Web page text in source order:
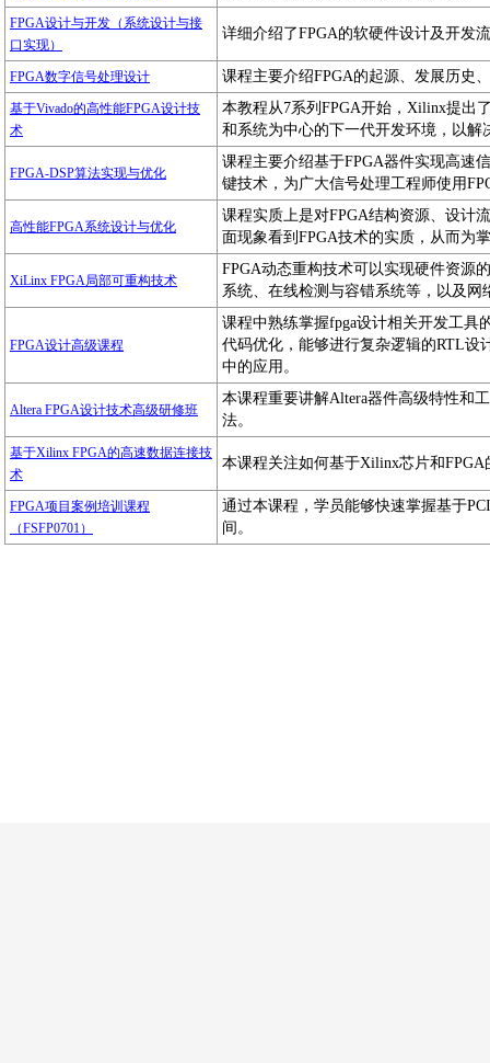
FPGA设计与开发（系统设计与接
口实现）
详细介绍了FPGA的软硬件设计及开发
FPGA数字信号处理设计 课程主要介绍FPGA的起源、发展历史
基于Vivado的高性能FPGA设计技
术
本教程从7系列FPGA开始，Xilinx提出
和系统为中心的下一代开发环境，以
FPGA-DSP算法实现与优化
课程主要介绍基于FPGA器件实现高速
键技术，为广大信号处理工程师使用
高性能FPGA系统设计与优化
课程实质上是对FPGA结构资源、设计
面现象看到FPGA技术的实质，从而为
XiLinx FPGA局部可重构技术
FPGA动态重构技术可以实现硬件资源
系统、在线检测与容错系统等，以及
FPGA设计高级课程
课程中熟练掌握fpga设计相关开发工具
代码优化，能够进行复杂逻辑的RTL设
中的应用。
Altera FPGA设计技术高级研修班
本课程重要讲解Altera器件高级特性和
法。
基于Xilinx FPGA的高速数据连接技
术
本课程关注如何基于Xilinx芯片和
FPGA项目案例培训课程
（FSFP0701）
通过本课程，学员能够快速掌握基于
间。